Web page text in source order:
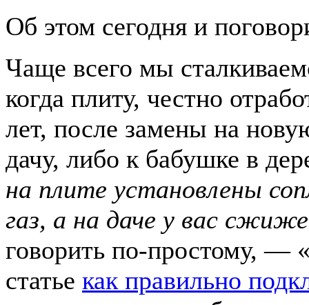
Об этом сегодня и
Чаще всего мы
когда плиту, честно
лет, после замены на
дачу, либо к бабушке в
на плите установлены
газ, а на даче у вас
говорить по-простому, —
статье как правильно